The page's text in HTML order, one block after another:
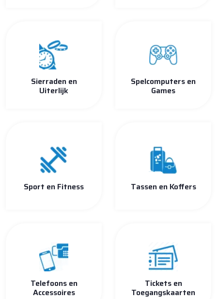
Sierraden en
Uiterlijk
Spelcomputers en
Games
Sport en Fitness Tassen en Koffers
Telefoons en
Accessoires
Tickets en
Toegangskaarten